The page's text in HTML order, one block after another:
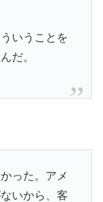
いうことを
だ。
った。アメ
いから、客